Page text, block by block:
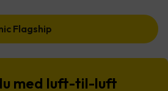
Flagship
med luft-til-luft